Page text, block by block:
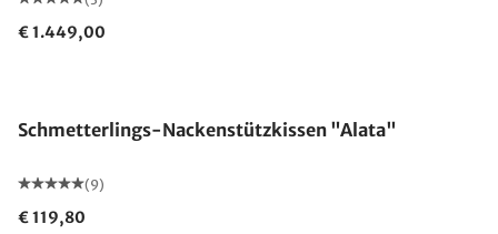
€ 1.449,00
Schmetterlings-Nackenstützkissen "Alata"
(9)
€ 119,80